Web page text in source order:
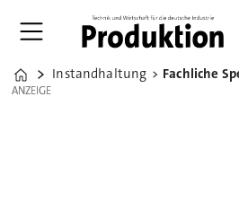
Home
Instandhaltung
ANZEIGE
ANZEIGE